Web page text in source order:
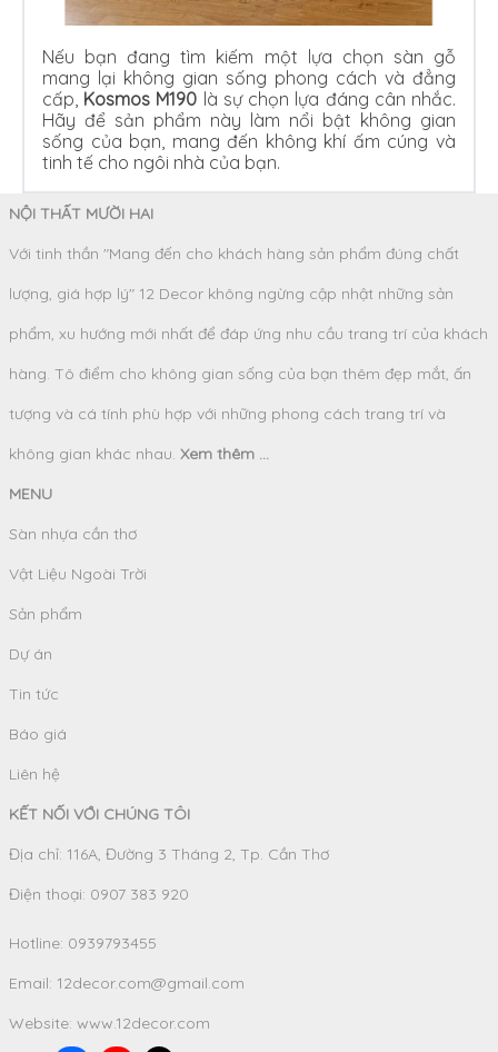
Nếu bạn đang tìm kiếm một lựa chọn sàn gỗ
mang lại không gian sống phong cách và đẳng
cấp, Kosmos M190 là sự chọn lựa đáng cân nhắc.
Hãy để sản phẩm này làm nổi bật không gian
sống của bạn, mang đến không khí ấm cúng và
tinh tế cho ngôi nhà của bạn.
NỘI THẤT MƯỜI HAI
Với tinh thần "Mang đến cho khách hàng sản phẩm đúng chất
lượng, giá hợp lý" 12 Decor không ngừng cập nhật những sản
phẩm, xu hướng mới nhất để đáp ứng nhu cầu trang trí của khách
hàng. Tô điểm cho không gian sống của bạn thêm đẹp mắt, ấn
tượng và cá tính phù hợp với những phong cách trang trí và
không gian khác nhau. Xem thêm ...
MENU
Sàn nhựa cần thơ
Vật Liệu Ngoài Trời
Sản phẩm
Dự án
Tin tức
Báo giá
Liên hệ
KẾT NỐI VỚI CHÚNG TÔI
Địa chỉ: 116A, Đường 3 Tháng 2, Tp. Cần Thơ
Điện thoại: 0907 383 920
Hotline: 0939793455
Email: 12decor.com@gmail.com
Website: www.12decor.com